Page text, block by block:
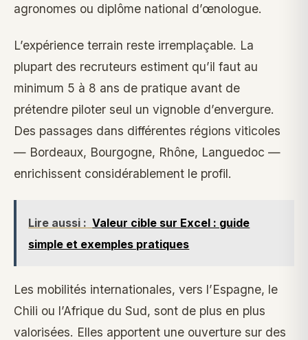
agronomes ou diplôme national d’œnologue.
L’expérience terrain reste irremplaçable. La
plupart des recruteurs estiment qu’il faut au
minimum 5 à 8 ans de pratique avant de
prétendre piloter seul un vignoble d’envergure.
Des passages dans différentes régions viticoles
— Bordeaux, Bourgogne, Rhône, Languedoc —
enrichissent considérablement le profil.
Lire aussi : Valeur cible sur Excel : guide
simple et exemples pratiques
Les mobilités internationales, vers l’Espagne, le
Chili ou l’Afrique du Sud, sont de plus en plus
valorisées. Elles apportent une ouverture sur des